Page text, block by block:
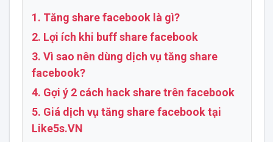
1. Tăng share facebook là gì?
2. Lợi ích khi buff share facebook
3. Vì sao nên dùng dịch vụ tăng share
facebook?
4. Gợi ý 2 cách hack share trên facebook
5. Giá dịch vụ tăng share facebook tại
Like5s.VN